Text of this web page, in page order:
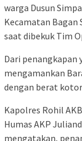
warga Dusun
Kecamatan
saat dibekuk Tim
Dari penangkapan
mengamankan
dengan berat
Kapolres Rohil
Humas AKP
mengatakan,